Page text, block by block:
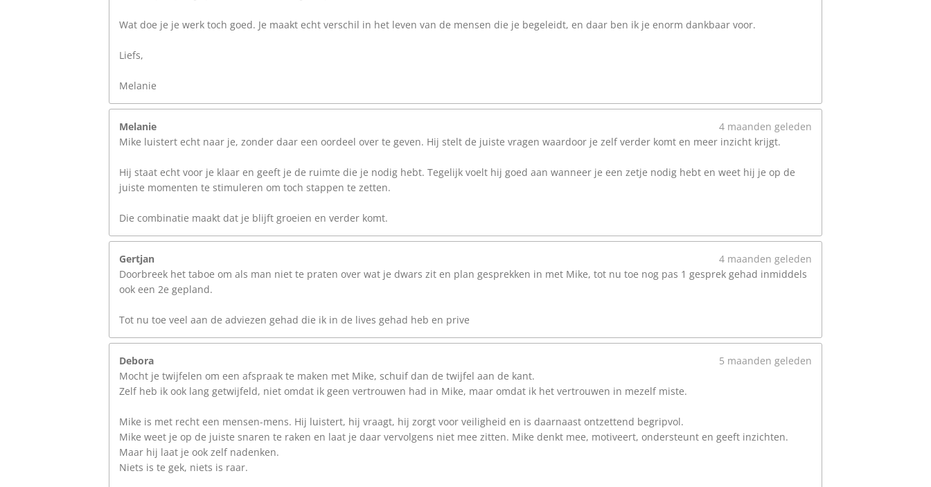
Wat doe je je werk toch goed. Je maakt echt verschil in het leven van de mensen die je begeleidt, en daar ben ik je enorm dankbaar voor.
Liefs,
Melanie
Melanie
4 maanden geleden
Mike luistert echt naar je, zonder daar een oordeel over te geven. Hij stelt de juiste vragen waardoor je zelf verder komt en meer inzicht krijgt.
Hij staat echt voor je klaar en geeft je de ruimte die je nodig hebt. Tegelijk voelt hij goed aan wanneer je een zetje nodig hebt en weet hij je op de
juiste momenten te stimuleren om toch stappen te zetten.
Die combinatie maakt dat je blijft groeien en verder komt.
Gertjan
4 maanden geleden
Doorbreek het taboe om als man niet te praten over wat je dwars zit en plan gesprekken in met Mike, tot nu toe nog pas 1 gesprek gehad inmiddels
ook een 2e gepland.
Tot nu toe veel aan de adviezen gehad die ik in de lives gehad heb en prive
Debora
5 maanden geleden
Mocht je twijfelen om een afspraak te maken met Mike, schuif dan de twijfel aan de kant.
Zelf heb ik ook lang getwijfeld, niet omdat ik geen vertrouwen had in Mike, maar omdat ik het vertrouwen in mezelf miste.
Mike is met recht een mensen-mens. Hij luistert, hij vraagt, hij zorgt voor veiligheid en is daarnaast ontzettend begripvol.
Mike weet je op de juiste snaren te raken en laat je daar vervolgens niet mee zitten. Mike denkt mee, motiveert, ondersteunt en geeft inzichten.
Maar hij laat je ook zelf nadenken.
Niets is te gek, niets is raar.